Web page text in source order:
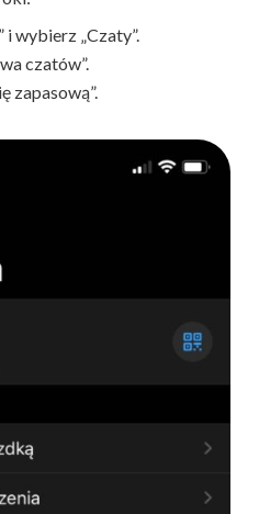
i wybierz „Czaty”.
czatów”.
zapasową”.